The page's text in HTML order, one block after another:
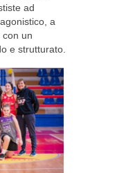
ad
a
con un
e strutturato.